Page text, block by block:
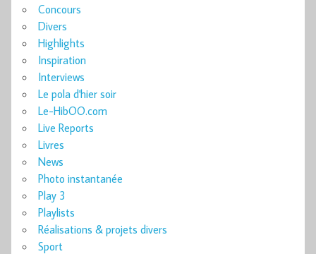
Concours
Divers
Highlights
Inspiration
Interviews
Le pola d'hier soir
Le-HibOO.com
Live Reports
Livres
News
Photo instantanée
Play 3
Playlists
Réalisations & projets divers
Sport